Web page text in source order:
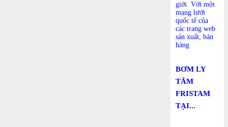
giới. Với một
mạng lưới
quốc tế của
các trang web
sản xuất, bán
hàng
BƠM LY
TÂM
FRISTAM
TẠI...